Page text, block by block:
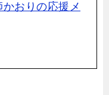
おりの応援メ